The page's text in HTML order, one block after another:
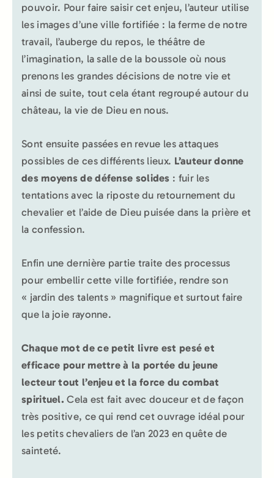
pouvoir. Pour faire saisir cet enjeu, l’auteur utilise
les images d’une ville fortifiée : la ferme de notre
travail, l’auberge du repos, le théâtre de
l’imagination, la salle de la boussole où nous
prenons les grandes décisions de notre vie et
ainsi de suite, tout cela étant regroupé autour du
château, la vie de Dieu en nous.
Sont ensuite passées en revue les attaques
possibles de ces différents lieux. L’auteur donne
des moyens de défense solides : fuir les
tentations avec la riposte du retournement du
chevalier et l’aide de Dieu puisée dans la prière et
la confession.
Enfin une dernière partie traite des processus
pour embellir cette ville fortifiée, rendre son
« jardin des talents » magnifique et surtout faire
que la joie rayonne.
Chaque mot de ce petit livre est pesé et
efficace pour mettre à la portée du jeune
lecteur tout l’enjeu et la force du combat
spirituel. Cela est fait avec douceur et de façon
très positive, ce qui rend cet ouvrage idéal pour
les petits chevaliers de l’an 2023 en quête de
sainteté.